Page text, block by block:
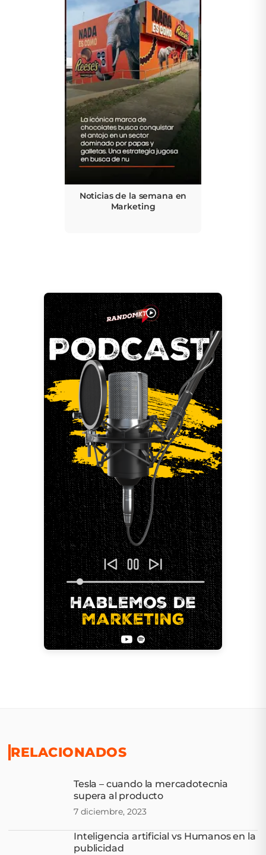
Noticias de la semana en
Marketing
RELACIONADOS
Tesla – cuando la mercadotecnia
supera al producto
7 diciembre, 2023
Inteligencia artificial vs Humanos en la
publicidad